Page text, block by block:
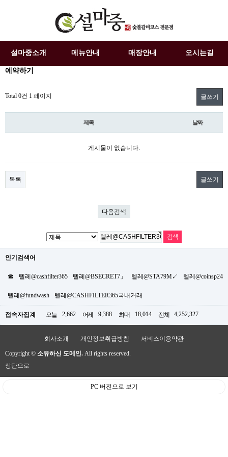
설마중소개 메뉴안내 매장안내 오시는길
예약하기
Total 0건 1 페이지 글쓰기
제목 날짜
게시물이 없습니다.
목록 글쓰기
다음검색
인기검색어
☎ 텔레@cashfilter365 텔레@BSECRET7」 텔레@STA79M↙ 텔레@coinsp24
텔레@fundwash 텔레@CASHFILTER365국내거래
접속자집계 오늘 2,662 어제 9,388 최대 18,014 전체 4,252,327
회사소개 개인정보취급방침 서비스이용약관
Copyright © 소유하신 도메인. All rights reserved.
상단으로
PC 버전으로 보기